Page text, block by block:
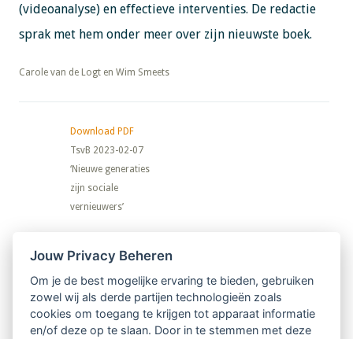
(videoanalyse) en effectieve interventies. De redactie
sprak met hem onder meer over zijn nieuwste boek.
​​​​​​​Carole van de Logt en Wim Smeets
Download PDF
TsvB 2023-02-07
‘Nieuwe generaties
zijn sociale
vernieuwers’
Nieuwsbrief
Ontvang 10 x per jaar de LVSC-
relatienieuwsbrief met o.a.:
Jouw Privacy Beheren
Om je de best mogelijke ervaring te bieden, gebruiken
zowel wij als derde partijen technologieën zoals
cookies om toegang te krijgen tot apparaat informatie
en/of deze op te slaan. Door in te stemmen met deze